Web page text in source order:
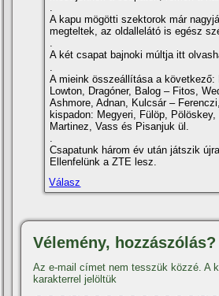
.
A kapu mögötti szektorok már
megteltek, az oldallelátó is egész
.
A két csapat bajnoki múltja itt
.
A mieink összeállí­tása a következő:
Lowton, Dragóner, Balog – Fitos,
Ashmore, Adnan, Kulcsár –
kispadon: Megyeri, Fülöp, Pölöskey,
Martinez, Vass és Pisanjuk ül.
.
Csapatunk három év után játszik
Ellenfelünk a ZTE lesz.
Válasz
Vélemény, hozzászólás?
Az e-mail címet nem tesszük közzé. A
karakterrel jelöltük